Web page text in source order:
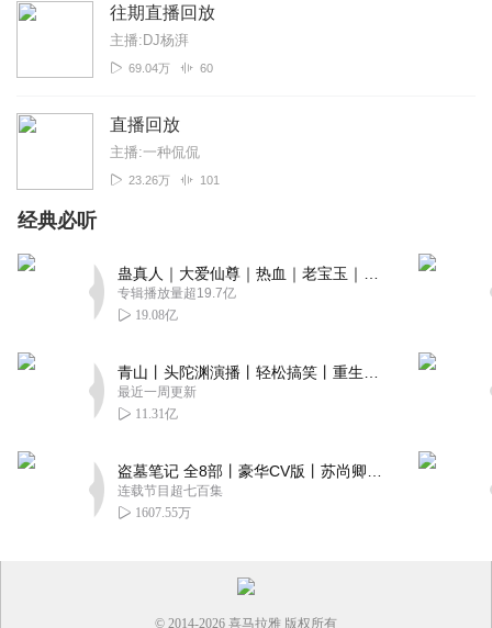
往期直播回放
主播:DJ杨湃
69.04万 60
直播回放
主播:一种侃侃
23.26万 101
经典必听
专辑播放量超19.7亿
19.08亿
最近一周更新
11.31亿
连载节目超七百集
1607.55万
© 2014-2026 喜马拉雅 版权所有